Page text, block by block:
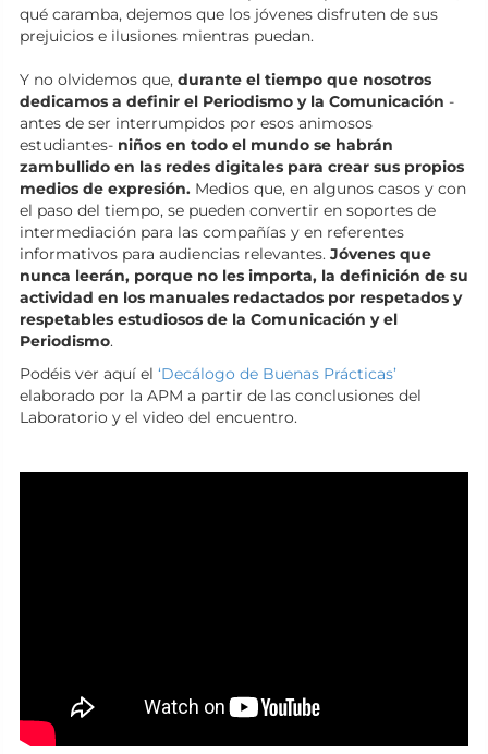
qué caramba, dejemos que los jóvenes disfruten de sus
prejuicios e ilusiones mientras puedan.
Y no olvidemos que, durante el tiempo que nosotros
dedicamos a definir el Periodismo y la Comunicación -
antes de ser interrumpidos por esos animosos
estudiantes- niños en todo el mundo se habrán
zambullido en las redes digitales para crear sus propios
medios de expresión. Medios que, en algunos casos y con
el paso del tiempo, se pueden convertir en soportes de
intermediación para las compañías y en referentes
informativos para audiencias relevantes. Jóvenes que
nunca leerán, porque no les importa, la definición de su
actividad en los manuales redactados por respetados y
respetables estudiosos de la Comunicación y el
Periodismo.
Podéis ver aquí el ‘Decálogo de Buenas Prácticas’
elaborado por la APM a partir de las conclusiones del
Laboratorio y el video del encuentro.